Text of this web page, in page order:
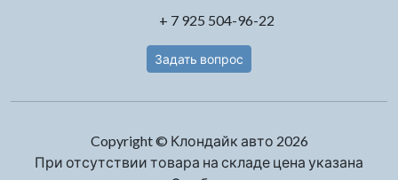
+ 7 925 504-96-22
Задать вопрос
Copyright © Клондайк авто 2026
При отсутствии товара на складе цена указана